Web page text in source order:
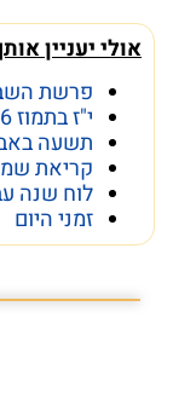
אולי יעניין
פרשת
י"ז בתמוז 2026
תשעה באב
קריאת
לוח שנה
זמני היום